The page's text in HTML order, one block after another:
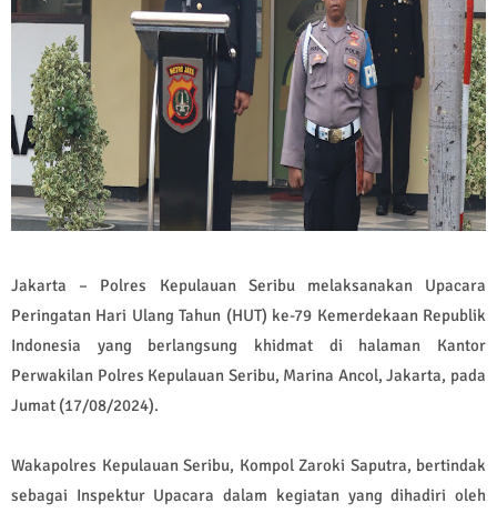
Jakarta – Polres Kepulauan Seribu melaksanakan Upacara
Peringatan Hari Ulang Tahun (HUT) ke-79 Kemerdekaan Republik
Indonesia yang berlangsung khidmat di halaman Kantor
Perwakilan Polres Kepulauan Seribu, Marina Ancol, Jakarta, pada
Jumat (17/08/2024).
Wakapolres Kepulauan Seribu, Kompol Zaroki Saputra, bertindak
sebagai Inspektur Upacara dalam kegiatan yang dihadiri oleh